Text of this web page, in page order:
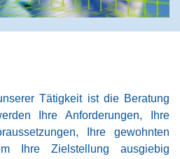
Tätigkeit ist die Beratung
Ihre Anforderungen, Ihre
Ihre gewohnten
Ihre Zielstellung ausgiebig